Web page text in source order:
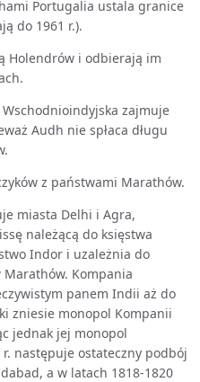
Portugalia ustala granice
do 1961 r.).
Holendrów i odbierają im
zajmuje
Audh nie spłaca długu
z państwami Marathów.
miasta Delhi i Agra,
należącą do księstwa
Indor i uzależnia do
Kompania
panem Indii aż do
zniesie monopol Kompanii
jednak jej monopol
następuje ostateczny podbój
a w latach 1818-1820